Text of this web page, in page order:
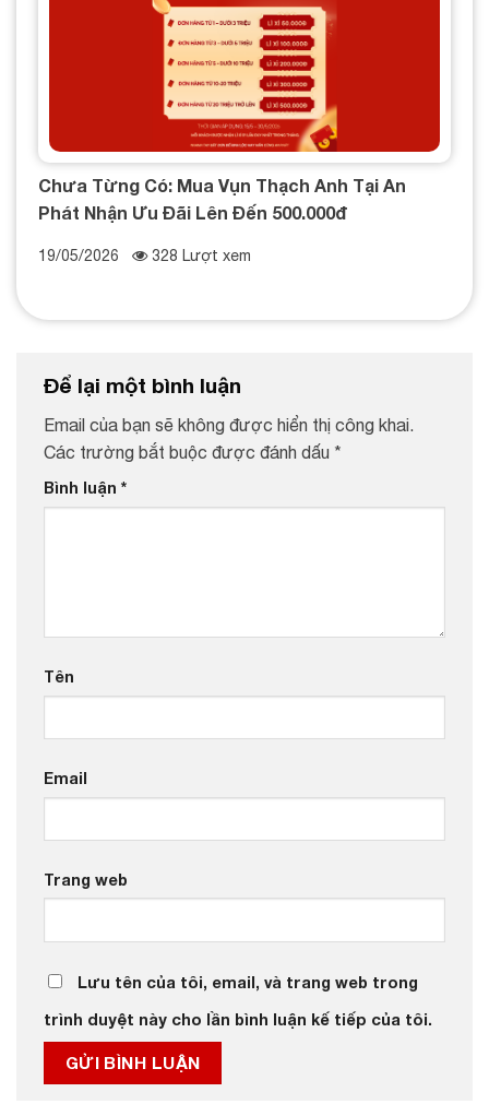
Chưa Từng Có: Mua Vụn Thạch Anh Tại An
Phát Nhận Ưu Đãi Lên Đến 500.000đ
19/05/2026 328 Lượt xem
Để lại một bình luận
Email của bạn sẽ không được hiển thị công khai.
Các trường bắt buộc được đánh dấu *
Bình luận *
Tên
Email
Trang web
Lưu tên của tôi, email, và trang web trong
trình duyệt này cho lần bình luận kế tiếp của tôi.